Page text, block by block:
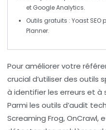
et Google Analytics.
Outils gratuits : Yoast SEO
Planner.
Pour améliorer votre
crucial d’utiliser des outils
à identifier les erreurs et à
Parmi les outils d’audit
Screaming Frog, OnCrawl,